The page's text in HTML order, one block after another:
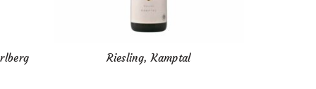
Riesling, Kamptal